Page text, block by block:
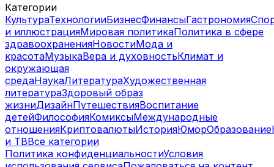
Категории
КультураТехнологииБизнесФинансыГастрономия
и иллюстрацияМировая политикаПолитика в сфере
здравоохраненияНовостиМода и
красотаМузыкаВера и духовностьКлимат и
окружающая
средаНаукаЛитератураХудожественная
литератураЗдоровый образ
жизниДизайнПутешествияВоспитание
детейФилософияКомиксыМеждународные
отношенияКриптовалютыИсторияЮморОбразование
и ТВВсе категории
Политика конфиденциальностиУсловия